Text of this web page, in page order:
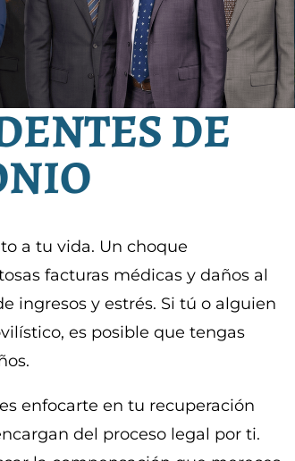
DE
a tu vida. Un choque
facturas médicas y daños al
ingresos y estrés. Si tú o alguien
es posible que tengas
enfocarte en tu recuperación
del proceso legal por ti.